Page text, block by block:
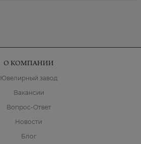
О КОМПАНИИ
Ювелирный завод
Вакансии
Вопрос-Ответ
Новости
Блог